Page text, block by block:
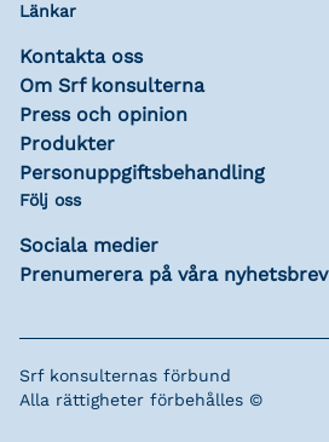
Länkar
Kontakta oss
Om Srf konsulterna
Press och opinion
Produkter
Personuppgiftsbehandling
Följ oss
Sociala medier
Prenumerera på våra nyhetsbrev
Srf konsulternas förbund
Alla rättigheter förbehålles ©